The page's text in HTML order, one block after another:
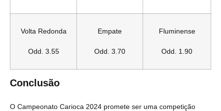
Volta Redonda
Odd. 3.55
Empate
Odd. 3.70
Fluminense
Odd. 1.90
Conclusão
O Campeonato Carioca 2024 promete ser uma competição